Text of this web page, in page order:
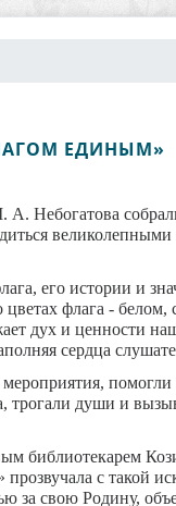
ЕДИНЫМ»
Небогатова
великолепными
его истории и
флага -
дух и ценности
сердца
души и
библиотекарем
прозвучала с такой
за свою Родину,